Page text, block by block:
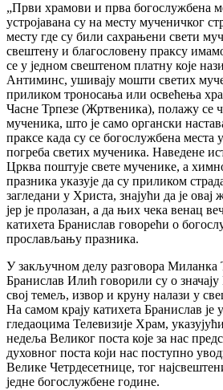
„Први храмови и прва богослужбена
устројавана су на месту мученичког
месту где су били сахрањени свети
свештену и благословену праксу
се у једном свештеном платну које
Антиминс, ушивају мошти светих
приликом троносања или освећења
Часне Трпезе (Жртвеника), полажу се
мученика, што је само органски
праксе када су се богослужбена места
погреба светих мученика. Наведене
Црква поштује свете мученике, а
празника указује да су приликом
загледани у Христа, знајући да је
јер је пролазан, а да њих чека венац
катихета Бранислав говорећи о
прослављању празника.
У закључном делу разговора Миланка
Бранислав Илић говорили су о значају
свој темељ, извор и круну налази у
На самом крају катихета Бранислав је
гледаоцима Телевизије Храм,
недеља Великог поста које за нас
духовног поста који нас поступно
Велике Четрдесетнице, тог
једне богослужбене године.